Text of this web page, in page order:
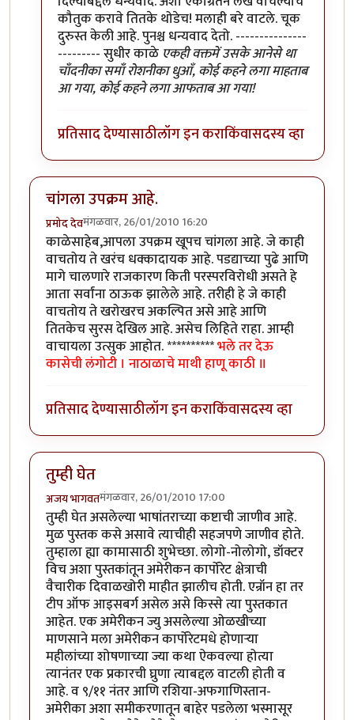
कौतुक करावे तितके थोडेच! मलाही बरे वाटले. चूक
दुरुस्त केली आहे. पुनश्च धन्यवाद देतो. ---------------
--------- सुधीर काळे एकही वक्तमें उसके आनेसे था
चाँदनीका समाँ रोशनीका धुआँ, कोई कहने लगा माहताब
आ गया, कोई कहने लगा आफताब आ गया!
प्रतिसाद देण्यासाठीलॉग इन कराकिंवासदस्य व्हा
चांगला उपक्रम आहे.
प्रमोद देवमंगळवार, 26/01/2010 16:20
काळेसाहेब,आपला उपक्रम खूपच चांगला आहे. जे काही
वाचतोय ते खरंच धक्कादायक आहे. पडद्याच्या पुढे आणि
मागे चालणारे राजकारण किती परस्परविरोधी असते हे
आता सर्वांना ठाऊक झालेले आहे. तरीही हे जे काही
वाचतोय ते खरोखरच अकल्पित असे आहे आणि
तितकेच सुरस देखिल आहे. असेच लिहिते राहा. आम्ही
वाचायला उत्सुक आहोत. **********भले तर देऊ
कासेची लंगोटी । नाठाळाचे माथी हाणू काठी ॥
प्रतिसाद देण्यासाठीलॉग इन कराकिंवासदस्य व्हा
तुम्ही घेत
अजय भागवतमंगळवार, 26/01/2010 17:00
तुम्ही घेत असलेल्या भाषांतराच्या कष्टाची जाणीव आहे.
मुळ पुस्तक कसे असावे त्याचीही सहजपणे जाणीव होते.
तुम्हाला ह्या कामासाठी शुभेच्छा. लोगो-नोलोगो, डॉक्टर
विच अशा पुस्तकांतून अमेरीकन कार्पोरेट क्षेत्राची
वैचारीक दिवाळखोरी माहीत झालीच होती. एन्रॉन हा तर
टीप ऑफ आइसबर्ग असेल असे किस्से त्या पुस्तकात
आहेत. एक अमेरीकन ज्यु असलेल्या ओळखीच्या
माणसाने मला अमेरीकन कार्पोरेटमधे होणार्‍या
महीलांच्या शोषणाच्या ज्या कथा ऐकवल्या होत्या
त्यानंतर एक प्रकारची घ्रुणा त्याबद्दल वाटली होती व
आहे. व ९/११ नंतर आणि रशिया-अफगाणिस्तान-
अमेरीका अशा समीकरणातून बाहेर पडलेला भस्मासूर